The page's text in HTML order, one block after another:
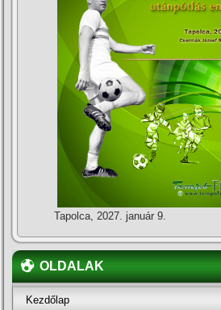
Tapolca, 2027. január 9.
OLDALAK
Kezdőlap